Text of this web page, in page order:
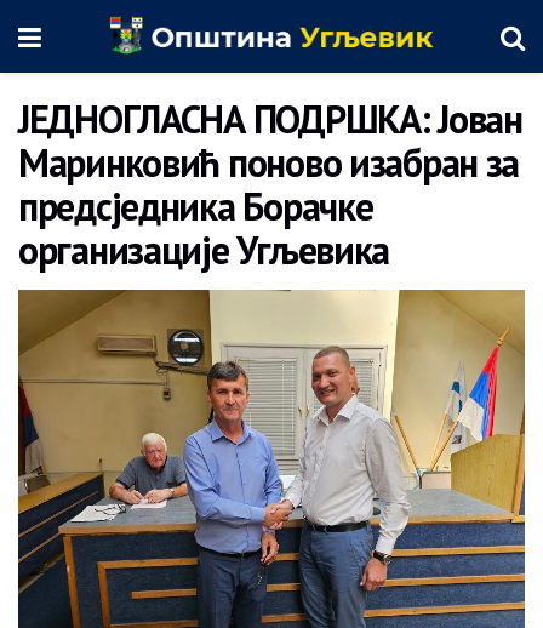
ЈЕДНОГЛАСНА ПОДРШКА: Јован
Маринковић поново изабран за
предсједника Борачке
организације Угљевика